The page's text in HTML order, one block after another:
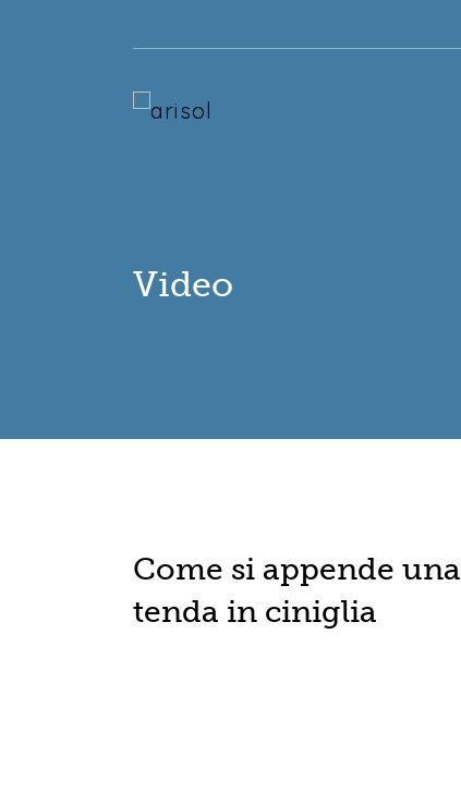
Video
Come si appende una
tenda in ciniglia